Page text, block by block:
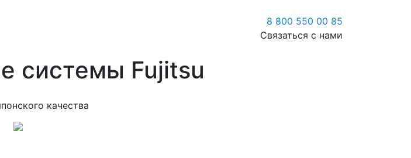
8 800 550 00 85
Связаться с нами
системы Fujitsu
качества